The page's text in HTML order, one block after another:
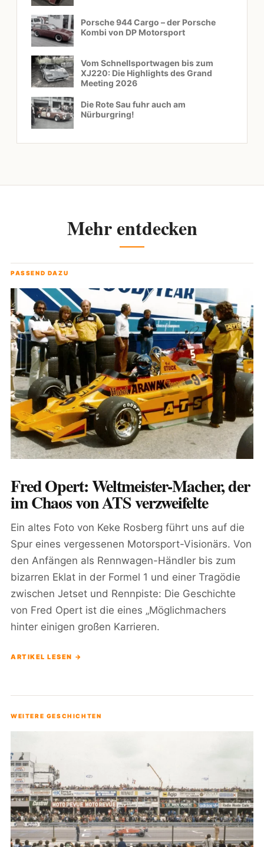
Porsche 944 Cargo – der Porsche
Kombi von DP Motorsport
Vom Schnellsportwagen bis zum
XJ220: Die Highlights des Grand
Meeting 2026
Die Rote Sau fuhr auch am
Nürburgring!
Mehr entdecken
PASSEND DAZU
Fred Opert: Weltmeister-Macher, der
im Chaos von ATS verzweifelte
Ein altes Foto von Keke Rosberg führt uns auf die
Spur eines vergessenen Motorsport-Visionärs. Von
den Anfängen als Rennwagen-Händler bis zum
bizarren Eklat in der Formel 1 und einer Tragödie
zwischen Jetset und Rennpiste: Die Geschichte
von Fred Opert ist die eines „Möglichmachers
hinter einigen großen Karrieren.
ARTIKEL LESEN →
WEITERE GESCHICHTEN